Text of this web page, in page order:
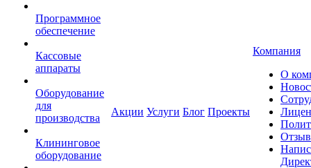
Программное
обеспечение
Кассовые
аппараты
Оборудование
для
производства
Клининговое
оборудование
Акции Услуги Блог Проекты
Компания
О